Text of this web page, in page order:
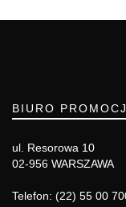
BIURO
ul. Resorowa 10
02-956 WARSZAWA
Telefon: (22) 55 00